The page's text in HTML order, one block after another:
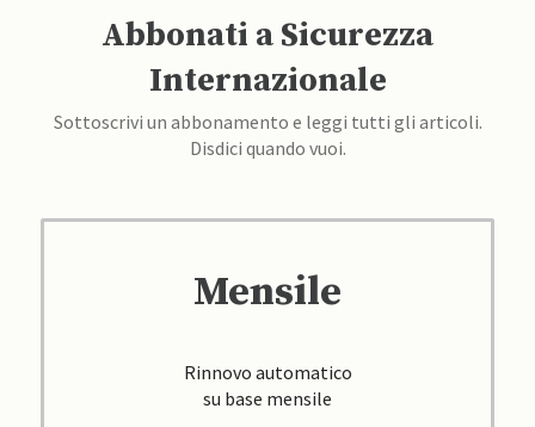
Abbonati a Sicurezza
Internazionale
Sottoscrivi un abbonamento e leggi tutti gli articoli.
Disdici quando vuoi.
Mensile
Rinnovo automatico
su base mensile